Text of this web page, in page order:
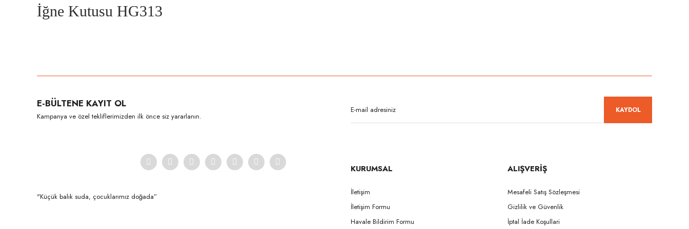
İğne Kutusu HG313
Ürün açıklamasında eksik bilgiler bulunuyor.
Ürün bilgilerinde hatalar bulunuyor.
E-BÜLTENE KAYIT OL
Kampanya ve özel tekliflerimizden ilk önce siz yararlanın.
KAYDOL
"Küçük balık suda, çocuklarımız doğada”
KURUMSAL
İletişim
İletişim Formu
Havale Bildirim Formu
ALIŞVERİŞ
Mesafeli Satış Sözleşmesi
Gizlilik ve Güvenlik
İptal İade Koşullari